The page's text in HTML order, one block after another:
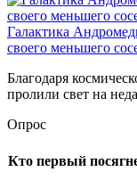
Галактика
своего меньшего
Благодаря
пролили свет на
Опрос
Кто первый